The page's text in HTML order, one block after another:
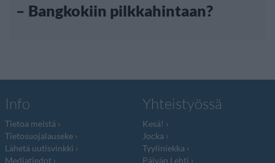
– Bangkokiin pilkkahintaan?
Info
Tietoa meistä
Tietosuojalauseke
Lähetä uutisvinkki
Mediatiedot
Yhteistyössä
Kesä!
Jocka
Tyyliniekka
Päivän Lehti